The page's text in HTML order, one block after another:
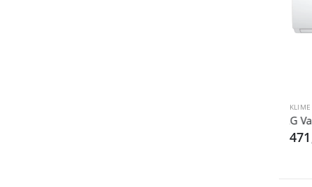
KLIME
LG